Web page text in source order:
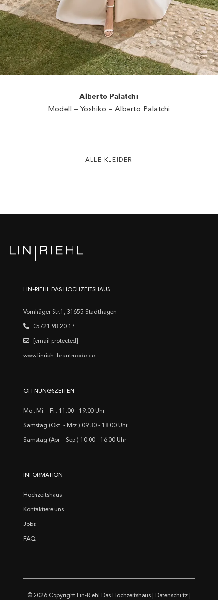
Alberto Palatchi
Modell – Yoshiko – Alberto Palatchi
ALLE KLEIDER
LIN-RIEHL DAS HOCHZEITSHAUS
Vornhäger Str.1, 31655 Stadthagen
05721 98 20 17
[email protected]
www.linriehl-brautmode.de
ÖFFNUNGSZEITEN
Mo., Mi. - Fr.: 11.00 - 19.00 Uhr
Samstag (Okt. - Mrz.) 09.30 - 18.00 Uhr
Samstag (Apr. - Sep.) 10.00 - 16.00 Uhr
INFORMATION
Hochzeitshaus
Kontaktiere uns
Jobs
FAQ
© 2026 Copyright Lin-Riehl Das Hochzeitshaus Datenschutz